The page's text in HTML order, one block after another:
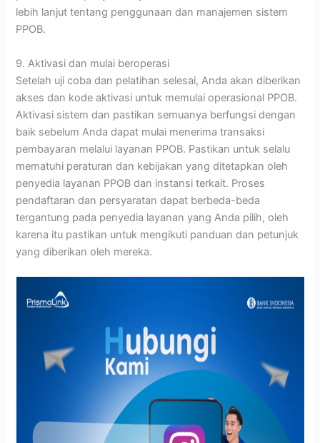
lebih lanjut tentang penggunaan dan manajemen sistem
PPOB.
9. Aktivasi dan mulai beroperasi
Setelah uji coba dan pelatihan selesai, Anda akan diberikan
akses dan kode aktivasi untuk memulai operasional PPOB.
Aktivasi sistem dan pastikan semuanya berfungsi dengan
baik sebelum Anda dapat mulai menerima transaksi
pembayaran melalui layanan PPOB. Pastikan untuk selalu
mematuhi peraturan dan kebijakan yang ditetapkan oleh
penyedia layanan PPOB dan instansi terkait. Proses
pendaftaran dan persyaratan dapat berbeda-beda
tergantung pada penyedia layanan yang Anda pilih, oleh
karena itu pastikan untuk mengikuti panduan dan petunjuk
yang diberikan oleh mereka.